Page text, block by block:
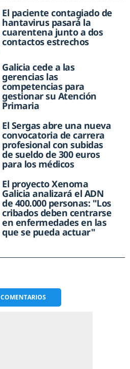
El paciente contagiado de
hantavirus pasará la
cuarentena junto a dos
contactos estrechos
Galicia cede a las
gerencias las
competencias para
gestionar su Atención
Primaria
El Sergas abre una nueva
convocatoria de carrera
profesional con subidas
de sueldo de 300 euros
para los médicos
El proyecto Xenoma
Galicia analizará el ADN
de 400.000 personas: "Los
cribados deben centrarse
en enfermedades en las
que se pueda actuar"
COMENTARIOS